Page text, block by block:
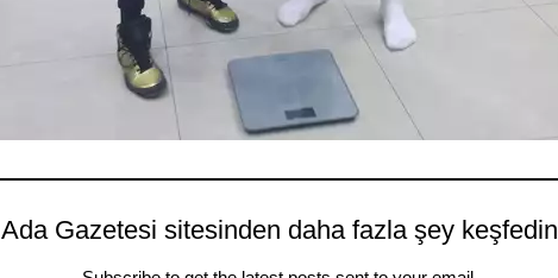
Ada Gazetesi sitesinden daha fazla şey keşfedin